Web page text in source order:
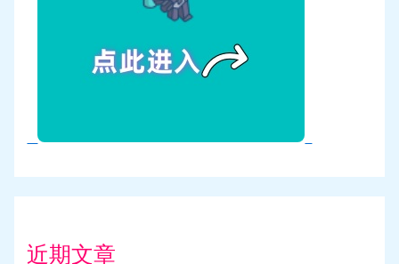
近期文章